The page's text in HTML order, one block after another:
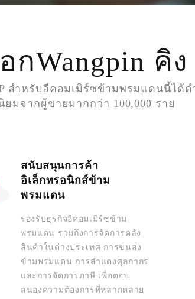
กWangpin คิง
สำหรับอีคอมเมิร์ซข้ามพรมแดนนี้ได้ด
มจากผู้ขายมากกว่า 100,000 ราย
สนับสนุนการค้า
อิเล็กทรอนิกส์ข้าม
พรมแดน
รองรับธุรกิจอีคอมเมิร์ซข้าม
พรมแดน รวมถึงการจัดการคลัง
สินค้าในต่างประเทศ การขนส่ง
ข้ามพรมแดน การสำแดงศุลกากร
และการจัดการภาษี เพื่อตอบ
สนองความต้องการที่หลากหลาย